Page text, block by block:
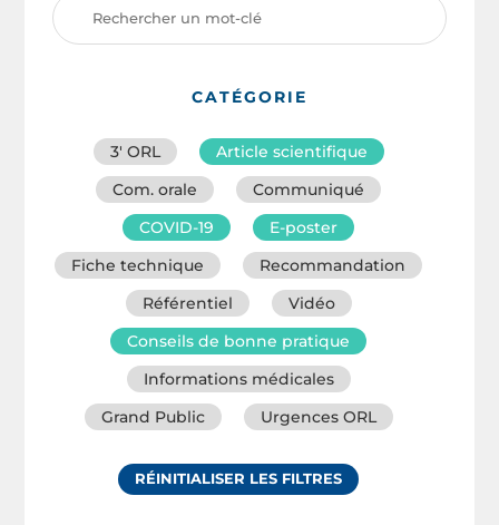
CATÉGORIE
3′ ORL
Article scientifique
Com. orale
Communiqué
COVID-19
E-poster
Fiche technique
Recommandation
Référentiel
Vidéo
Conseils de bonne pratique
Informations médicales
Grand Public
Urgences ORL
RÉINITIALISER LES FILTRES